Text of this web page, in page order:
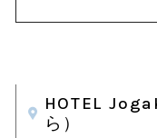
HOTEL
ら）